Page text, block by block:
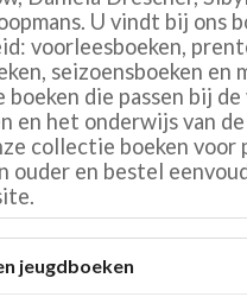
U vindt bij ons
voorleesboeken,
seizoensboeken en
boeken die passen bij
en het onderwijs van
collectie boeken voor
ouder en bestel
jeugdboeken